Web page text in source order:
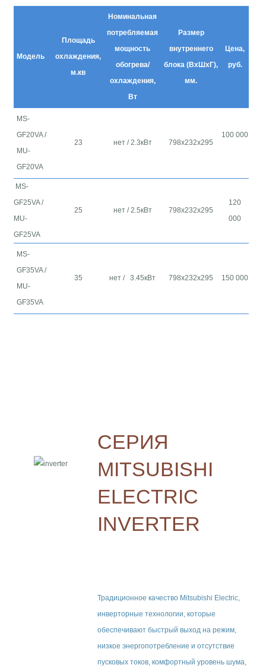
Заправка кондиционеров
НАШИ РАБОТЫ
КОНТАКТЫ
Модель
Площадь
охлаждения,
м.кв
Номинальная
потребляемая
мощность
обогрева/
охлаждения,
Вт
Размер
внутреннего
блока (ВхШхГ),
мм.
Цена,
руб.
MS-
GF20VA /
MU-
GF20VA
23 нет / 2.3кВт 798х232х295
100 000
MS-
GF25VA /
MU-
GF25VA
25 нет / 2.5кВт 798х232х295
120
000
MS-
GF35VA /
MU-
GF35VA
35 нет / 3.45кВт 798х232х295 150 000
СЕРИЯ
MITSUBISHI
ELECTRIC
INVERTER
Традиционное качество Mitsubishi Electric,
инверторные технологии, которые
обеспечивают быстрый выход на режим,
низкое энергопотребление и отсутствие
пусковых токов, комфортный уровень шума,